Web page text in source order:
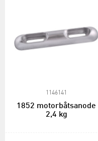
1146141
1852 motorbåtsanode
2,4 kg